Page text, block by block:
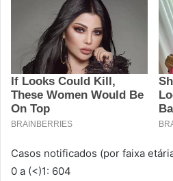
Casos notificados (por faixa
0 a (<)1: 604